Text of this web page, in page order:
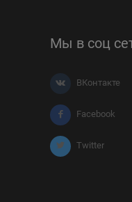
Мы в соц
ВКонтакте
Facebook
Twitter